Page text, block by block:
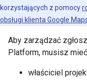
korzystających z pomocy
obsługi klienta Google
Aby zarządzać
Platform, musisz
właściciel